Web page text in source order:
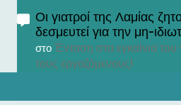
Οι γιατροί της Λαμίας
δεσμευτεί για την μη-
στο Ένταση στα εγκαίνια
τους εργαζόμενους!